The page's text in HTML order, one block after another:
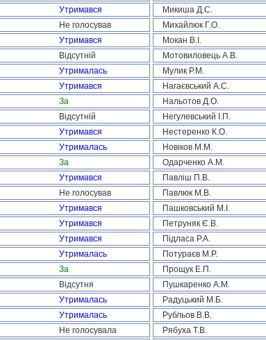
Утримався Микиша Д.С.
Не голосував Михайлюк Г.О.
Утримався Мокан В.І.
Відсутній Мотовиловець А.В.
Утрималась Мулик Р.М.
Утримався Нагаєвський А.С.
За Нальотов Д.О.
Відсутній Негулевський І.П.
Утримався Нестеренко К.О.
Утрималась Новіков М.М.
За Одарченко А.М.
Утримався Павліш П.В.
Не голосував Павлюк М.В.
Утримався Пашковський М.І.
Утримався Петруняк Є.В.
Утримався Підласа Р.А.
Утрималась Потураєв М.Р.
За Прощук Е.П.
Відсутня Пушкаренко А.М.
Утрималась Радуцький М.Б.
Утрималась Рубльов В.В.
Не голосувала Рябуха Т.В.